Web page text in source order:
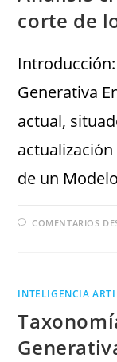
corte de
Generativa
actual,
de un
COMENTARIOS
INTELIGENCIA